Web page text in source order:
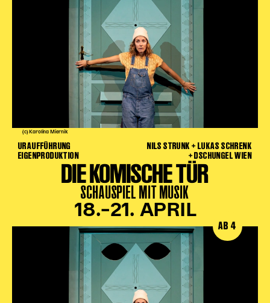
(c) Karolina Miernik
URAUFFÜHRUNG
EIGENPRODUKTION
NILS STRUNK + LUKAS SCHRENK
+ DSCHUNGEL WIEN
DIE KOMISCHE TÜR
SCHAUSPIEL MIT MUSIK
18.–21. APRIL
AB 4